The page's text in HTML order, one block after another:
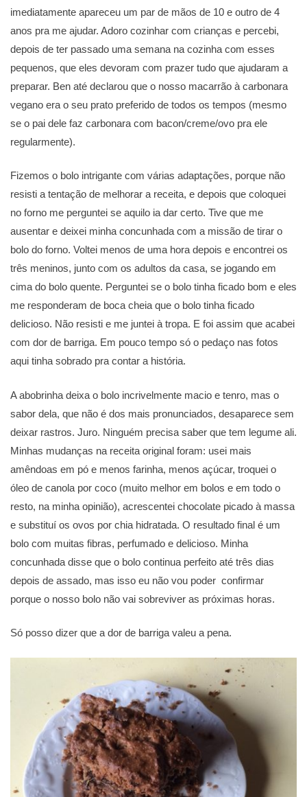
imediatamente apareceu um par de mãos de 10 e outro de 4
anos pra me ajudar. Adoro cozinhar com crianças e percebi,
depois de ter passado uma semana na cozinha com esses
pequenos, que eles devoram com prazer tudo que ajudaram a
preparar. Ben até declarou que o nosso macarrão à carbonara
vegano era o seu prato preferido de todos os tempos (mesmo
se o pai dele faz carbonara com bacon/creme/ovo pra ele
regularmente).
Fizemos o bolo intrigante com várias adaptações, porque não
resisti a tentação de melhorar a receita, e depois que coloquei
no forno me perguntei se aquilo ia dar certo. Tive que me
ausentar e deixei minha concunhada com a missão de tirar o
bolo do forno. Voltei menos de uma hora depois e encontrei os
três meninos, junto com os adultos da casa, se jogando em
cima do bolo quente. Perguntei se o bolo tinha ficado bom e eles
me responderam de boca cheia que o bolo tinha ficado
delicioso. Não resisti e me juntei à tropa. E foi assim que acabei
com dor de barriga. Em pouco tempo só o pedaço nas fotos
aqui tinha sobrado pra contar a história.
A abobrinha deixa o bolo incrivelmente macio e tenro, mas o
sabor dela, que não é dos mais pronunciados, desaparece sem
deixar rastros. Juro. Ninguém precisa saber que tem legume ali.
Minhas mudanças na receita original foram: usei mais
amêndoas em pó e menos farinha, menos açúcar, troquei o
óleo de canola por coco (muito melhor em bolos e em todo o
resto, na minha opinião), acrescentei chocolate picado à massa
e substituí os ovos por chia hidratada. O resultado final é um
bolo com muitas fibras, perfumado e delicioso. Minha
concunhada disse que o bolo continua perfeito até três dias
depois de assado, mas isso eu não vou poder confirmar
porque o nosso bolo não vai sobreviver as próximas horas.
Só posso dizer que a dor de barriga valeu a pena.